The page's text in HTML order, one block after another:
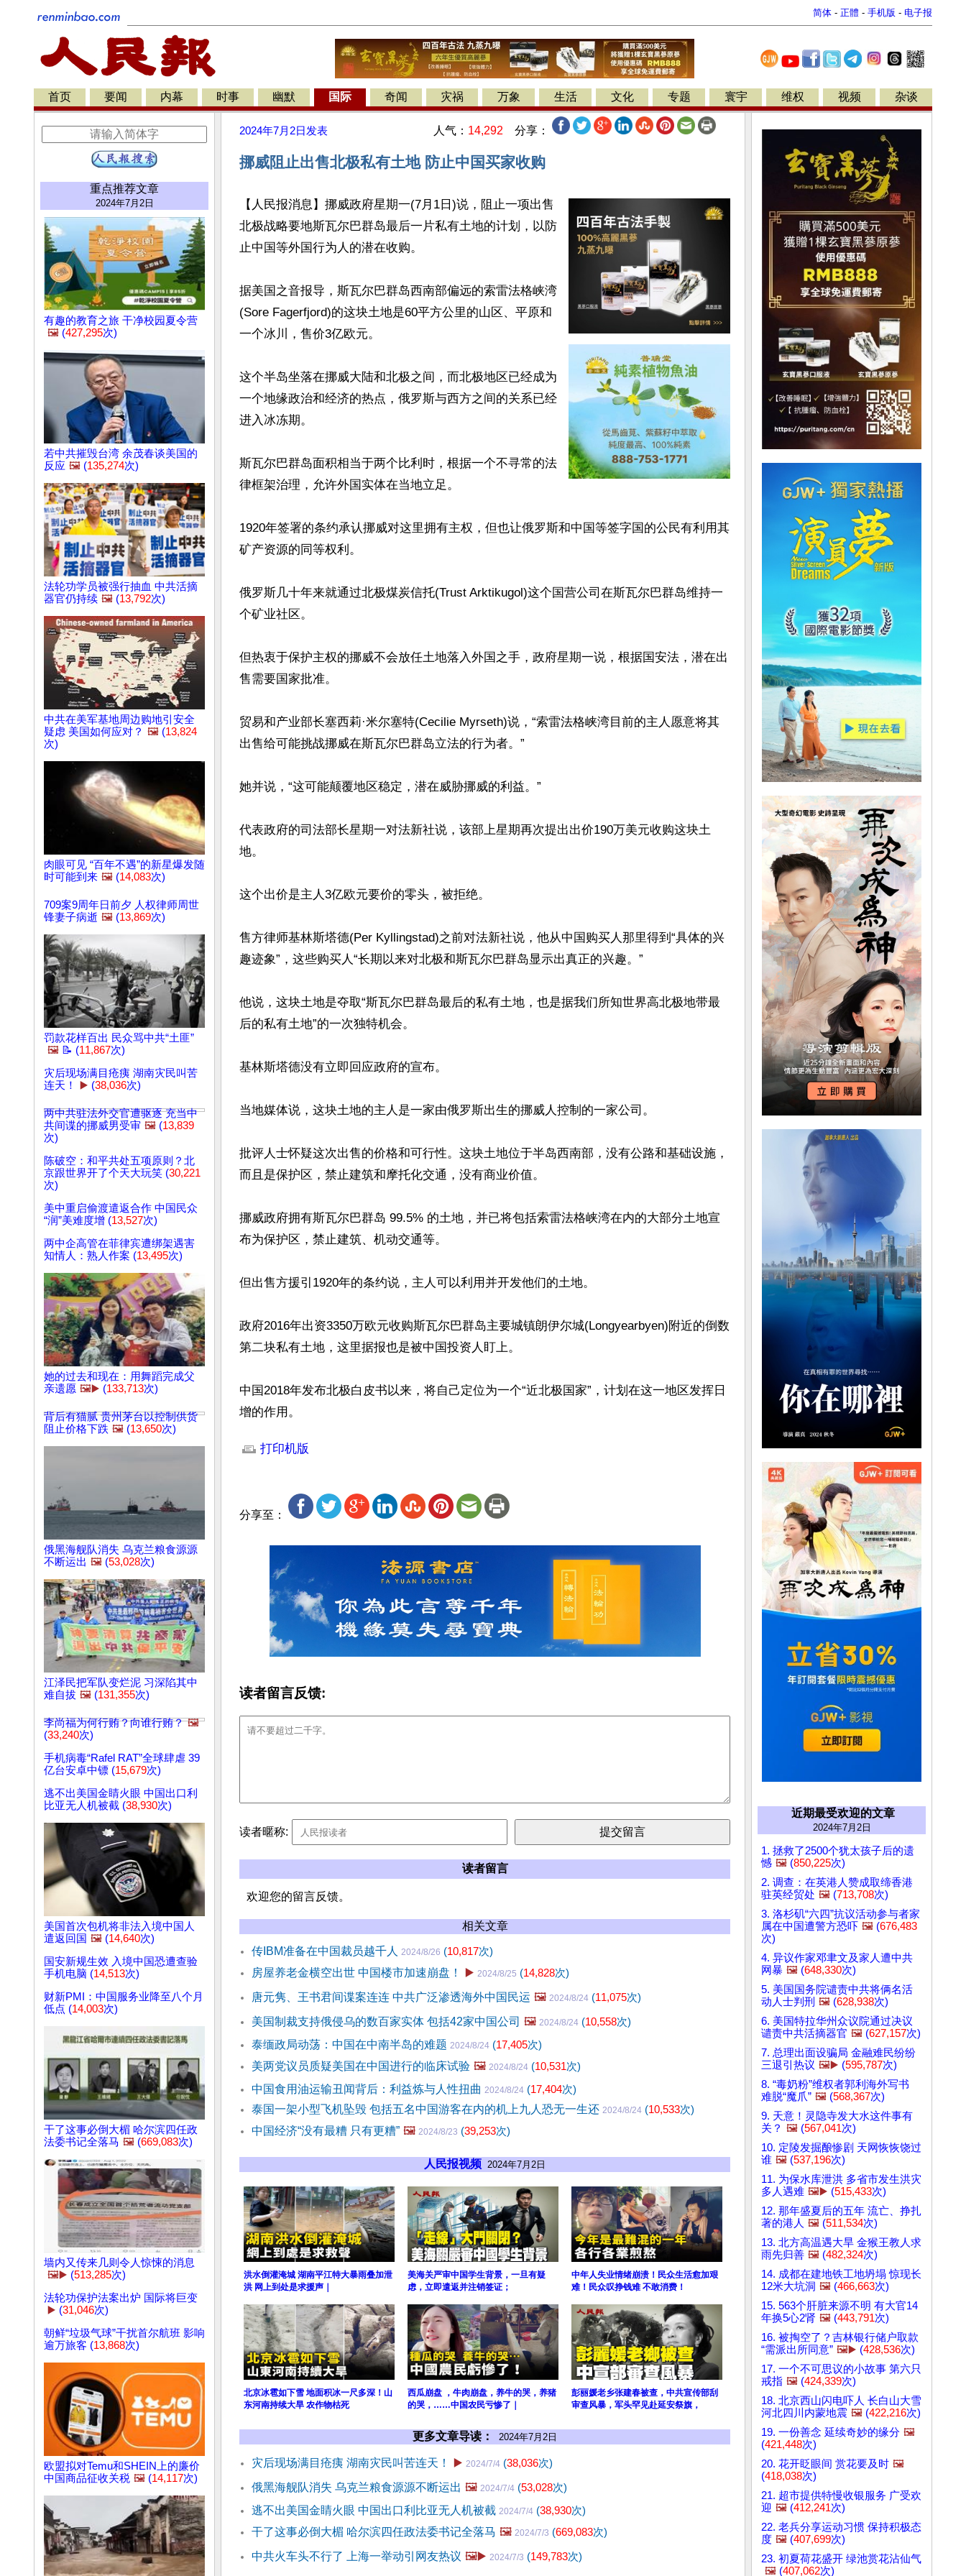
简体 - 正體 - 手机版 - 电子报
首页 要闻 内幕 时事 幽默 国际 奇闻 灾祸 万象 生活 文化 专题 寰宇 维权 视频 杂谈
重点推荐文章
2024年7月2日
有趣的教育之旅 干净校园夏令营
🖼️ (427,295次)
若中共摧毁台湾 余茂春谈美国的
反应 🖼️ (135,274次)
法轮功学员被强行抽血 中共活摘
器官仍持续 🖼️ (13,792次)
中共在美军基地周边购地引安全
疑虑 美国如何应对？ 🖼️ (13,824
次)
肉眼可见 “百年不遇”的新星爆发随
时可能到来 🖼️ (14,083次)
709案9周年日前夕 人权律师周世
锋妻子病逝 🖼️ (13,869次)
罚款花样百出 民众骂中共“土匪”
🖼️ 📝 (11,867次)
灾后现场满目疮痍 湖南灾民叫苦
连天！
▶️ (38,036次)
两中共驻法外交官遭驱逐 充当中
共间谍的挪威男受审 🖼️ (13,839
次)
陈破空：和平共处五项原则？北
京跟世界开了个天大玩笑 (30,221
次)
美中重启偷渡遣返合作 中国民众
“润”美难度增 (13,527次)
两中企高管在菲律宾遭绑架遇害
知情人：熟人作案 (13,495次)
她的过去和现在：用舞蹈完成父
亲遗愿 🖼️▶️ (133,713次)
背后有猫腻 贵州茅台以控制供货
阻止价格下跌 🖼️ (13,650次)
俄黑海舰队消失 乌克兰粮食源源
不断运出 🖼️ (53,028次)
江泽民把军队变烂泥 习深陷其中
难自拔 🖼️ (131,355次)
李尚福为何行贿？向谁行贿？ 🖼️
(33,240次)
手机病毒“Rafel RAT”全球肆虐 39
亿台安卓中镖 (15,679次)
逃不出美国金睛火眼 中国出口利
比亚无人机被截 (38,930次)
美国首次包机将非法入境中国人
遣返回国 🖼️ (14,640次)
国安新规生效 入境中国恐遭查验
手机电脑 (14,513次)
财新PMI：中国服务业降至八个月
低点 (14,003次)
干了这事必倒大楣 哈尔滨四任政
法委书记全落马 🖼️ (669,083次)
墙内又传来几则令人惊悚的消息
🖼️▶️ (513,285次)
法轮功保护法案出炉 国际将巨变
▶️ (31,046次)
朝鲜“垃圾气球”干扰首尔航班 影响
逾万旅客 (13,868次)
欧盟拟对Temu和SHEIN上的廉价
中国商品征收关税 🖼️ (14,117次)
2024年7月2日 发表 人气： 14,292 分享：
挪威阻止出售北极私有土地 防止中国买家收购
【人民报消息】挪威政府星期一(7月1日)说，阻止一项出售
北极战略要地斯瓦尔巴群岛最后一片私有土地的计划，以防
止中国等外国行为人的潜在收购。
据美国之音报导，斯瓦尔巴群岛西南部偏远的索雷法格峡湾
(Sore Fagerfjord)的这块土地是60平方公里的山区、平原和
一个冰川，售价3亿欧元。
这个半岛坐落在挪威大陆和北极之间，而北极地区已经成为
一个地缘政治和经济的热点，俄罗斯与西方之间的关系已经
进入冰冻期。
斯瓦尔巴群岛面积相当于两个比利时，根据一个不寻常的法
律框架治理，允许外国实体在当地立足。
1920年签署的条约承认挪威对这里拥有主权，但也让俄罗斯和中国等签字国的公民有利用其
矿产资源的同等权利。
俄罗斯几十年来就通过北极煤炭信托(Trust Arktikugol)这个国营公司在斯瓦尔巴群岛维持一
个矿业社区。
但热衷于保护主权的挪威不会放任土地落入外国之手，政府星期一说，根据国安法，潜在出
售需要国家批准。
贸易和产业部长塞西莉·米尔塞特(Cecilie Myrseth)说，“索雷法格峡湾目前的主人愿意将其
出售给可能挑战挪威在斯瓦尔巴群岛立法的行为者。”
她并说，“这可能颠覆地区稳定，潜在威胁挪威的利益。”
代表政府的司法部长星期一对法新社说，该部上星期再次提出出价190万美元收购这块土
地。
这个出价是主人3亿欧元要价的零头，被拒绝。
售方律师基林斯塔德(Per Kyllingstad)之前对法新社说，他从中国购买人那里得到“具体的兴
趣迹象”，这些购买人“长期以来对北极和斯瓦尔巴群岛显示出真正的兴趣。”
他说，这块土地是夺取“斯瓦尔巴群岛最后的私有土地，也是据我们所知世界高北极地带最
后的私有土地”的一次独特机会。
基林斯塔德没有立即回应政府的宣布。
当地媒体说，这块土地的主人是一家由俄罗斯出生的挪威人控制的一家公司。
批评人士怀疑这次出售的价格和可行性。这块土地位于半岛西南部，没有公路和基础设施，
而且是保护区，禁止建筑和摩托化交通，没有商业价值。
挪威政府拥有斯瓦尔巴群岛 99.5% 的土地，并已将包括索雷法格峡湾在内的大部分土地宣
布为保护区，禁止建筑、机动交通等。
但出售方援引1920年的条约说，主人可以利用并开发他们的土地。
政府2016年出资3350万欧元收购斯瓦尔巴群岛主要城镇朗伊尔城(Longyearbyen)附近的倒数
第二块私有土地，这里据报也是被中国投资人盯上。
中国2018年发布北极白皮书以来，将自己定位为一个“近北极国家”，计划在这一地区发挥日
增的作用。
打印机版
分享至：
读者留言反馈:
读者暱称:
读者留言
欢迎您的留言反馈。
相关文章
传IBM准备在中国裁员越千人 2024/8/26 (10,817次)
房屋养老金横空出世 中国楼市加速崩盘！
▶️ 2024/8/25 (14,828次)
唐元隽、王书君间谍案连连 中共广泛渗透海外中国民运 🖼️ 2024/8/24 (11,075次)
美国制裁支持俄侵乌的数百家实体 包括42家中国公司 🖼️ 2024/8/24 (10,558次)
泰缅政局动荡：中国在中南半岛的难题 2024/8/24 (17,405次)
美两党议员质疑美国在中国进行的临床试验 🖼️ 2024/8/24 (10,531次)
中国食用油运输丑闻背后：利益炼与人性扭曲 2024/8/24 (17,404次)
泰国一架小型飞机坠毁 包括五名中国游客在内的机上九人恐无一生还 2024/8/24 (10,533次)
中国经济“没有最糟 只有更糟” 🖼️ 2024/8/23 (39,253次)
人民报视频 2024年7月2日
洪水倒灌淹城 湖南平江特大暴雨叠加泄
洪 网上到处是求援声｜
美海关严审中国学生背景，一旦有疑
虑，立即遣返并注销签证；
中年人失业情绪崩溃！民众生活愈加艰
难！民众叹挣钱难 不敢消费！
北京冰雹如下雪 地面积冰一尺多深！山
东河南持续大旱 农作物枯死
西瓜崩盘 ，牛肉崩盘，养牛的哭，养猪
的哭，……中国农民亏惨了｜
彭丽媛老乡张建春被查，中共宣传部刮
审查风暴，军头罕见赴延安祭旗，
更多文章导读： 2024年7月2日
灾后现场满目疮痍 湖南灾民叫苦连天！ ▶️ 2024/7/4 (38,036次)
俄黑海舰队消失 乌克兰粮食源源不断运出 🖼️ 2024/7/4 (53,028次)
逃不出美国金睛火眼 中国出口利比亚无人机被截 2024/7/4 (38,930次)
干了这事必倒大楣 哈尔滨四任政法委书记全落马 🖼️ 2024/7/3 (669,083次)
中共火车头不行了 上海一举动引网友热议 🖼️▶️ 2024/7/3 (149,783次)
近期最受欢迎的文章
2024年7月2日
1. 拯救了2500个犹太孩子后的遗
憾 🖼️ (850,225次)
2. 调查：在英港人赞成取缔香港
驻英经贸处 🖼️ (713,708次)
3. 洛杉矶“六四”抗议活动参与者家
属在中国遭警方恐吓 🖼️ (676,483
次)
4. 异议作家邓聿文及家人遭中共
网暴 🖼️ (648,330次)
5. 美国国务院谴责中共将俩名活
动人士判刑 🖼️ (628,938次)
6. 美国特拉华州众议院通过决议
谴责中共活摘器官 🖼️ (627,157次)
7. 总理出面设骗局 金融难民纷纷
三退引热议 🖼️▶️ (595,787次)
8. “毒奶粉”维权者郭利海外写书
难脱“魔爪” 🖼️ (568,367次)
9. 天意！灵隐寺发大水这件事有
关？ 🖼️ (567,041次)
10. 定陵发掘酿惨剧 天网恢恢饶过
谁 🖼️ (537,196次)
11. 为保水库泄洪 多省市发生洪灾
多人遇难 🖼️▶️ (515,433次)
12. 那年盛夏后的五年 流亡、挣扎
著的港人 🖼️ (511,534次)
13. 北方高温遇大旱 金猴王教人求
雨先归善 🖼️ (482,324次)
14. 成都在建地铁工地坍塌 惊现长
12米大坑洞 🖼️ (466,663次)
15. 563个肝脏来源不明 有大官14
年换5心2肾 🖼️ (443,791次)
16. 被掏空了？吉林银行储户取款
“需派出所同意” 🖼️▶️ (428,536次)
17. 一个不可思议的小故事 第六只
戒指 🖼️ (424,339次)
18. 北京西山闪电吓人 长白山大雪
河北四川内蒙地震 🖼️ (422,216次)
19. 一份善念 延续奇妙的缘分 🖼️
(421,448次)
20. 花开眨眼间 赏花要及时 🖼️
(418,038次)
21. 超市提供特慢收银服务 广受欢
迎 🖼️ (412,241次)
22. 老兵分享运动习惯 保持积极态
度 🖼️ (407,699次)
23. 初夏荷花盛开 绿池赏花沾仙气
🖼️ (407,062次)